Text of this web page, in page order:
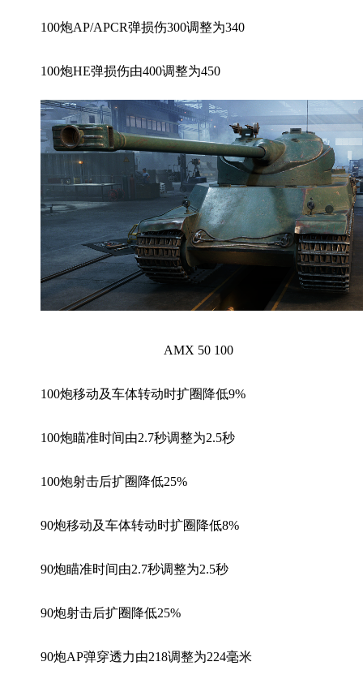
100炮AP/APCR弹损伤300调整为340
100炮HE弹损伤由400调整为450
AMX 50 100
100炮移动及车体转动时扩圈降低9%
100炮瞄准时间由2.7秒调整为2.5秒
100炮射击后扩圈降低25%
90炮移动及车体转动时扩圈降低8%
90炮瞄准时间由2.7秒调整为2.5秒
90炮射击后扩圈降低25%
90炮AP弹穿透力由218调整为224毫米